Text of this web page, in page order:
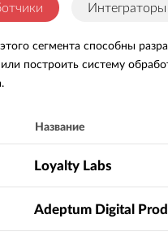
Интеграторы
сегмента способны
построить систему
Название
Loyalty Labs
Adeptum Digital